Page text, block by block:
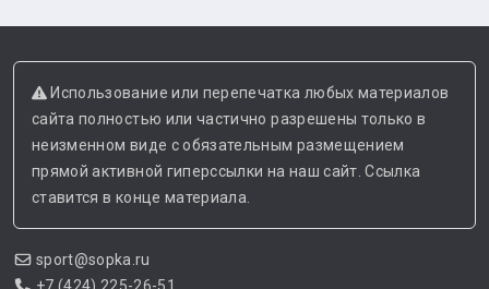
Использование или перепечатка любых материалов
сайта полностью или частично разрешены только в
неизменном виде с обязательным размещением
прямой активной гиперссылки на наш сайт. Ссылка
ставится в конце материала.
sport@sopka.ru